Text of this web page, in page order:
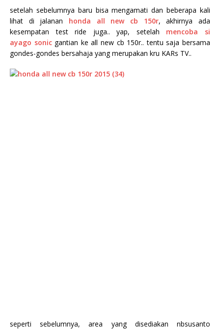
setelah sebelumnya baru bisa mengamati dan beberapa kali
lihat di jalanan honda all new cb 150r, akhirnya ada
kesempatan test ride juga.. yap, setelah mencoba si
ayago sonicgantian ke all new cb 150r.. tentu saja bersama
gondes-gondes bersahaja yang merupakan kru KARs TV..
seperti sebelumnya, area yang disediakan nbsusanto